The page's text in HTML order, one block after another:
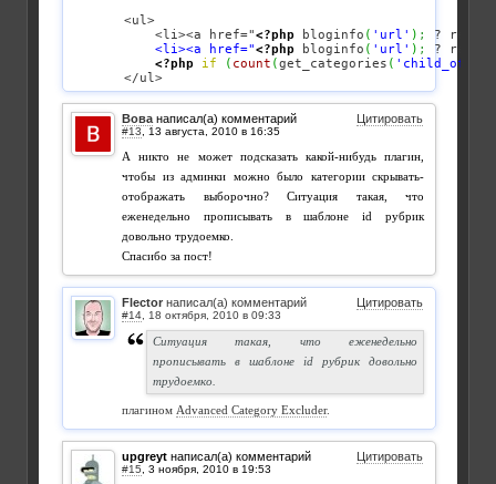
<ul>
    <li><a href="
<?php bloginfo ( 'url' ) ; ? rel
    <li><a href="
<?php bloginfo ( 'url' ) ; ? rel
<?php
if ( count (get_categories ( 'child_of='
</ul>
Вова написал(а) комментарий Цитировать
#13
А никто не может подсказать какой-нибудь плагин,
чтобы из админки можно было категории скрывать-
отображать выборочно? Ситуация такая, что
еженедельно прописывать в шаблоне id рубрик
довольно трудоемко.
Спасибо за пост!
Flector написал(а) комментарий Цитировать
#14
Ситуация такая, что еженедельно
прописывать в шаблоне id рубрик довольно
трудоемко.
плагином Advanced Category Excluder.
upgreyt написал(а) комментарий Цитировать
#15